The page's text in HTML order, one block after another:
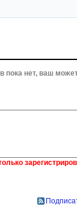
пока нет, ваш